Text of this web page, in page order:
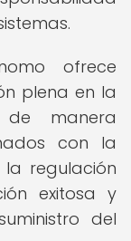
ofrece
plena en la
manera
con la
regulación
exitosa y
del